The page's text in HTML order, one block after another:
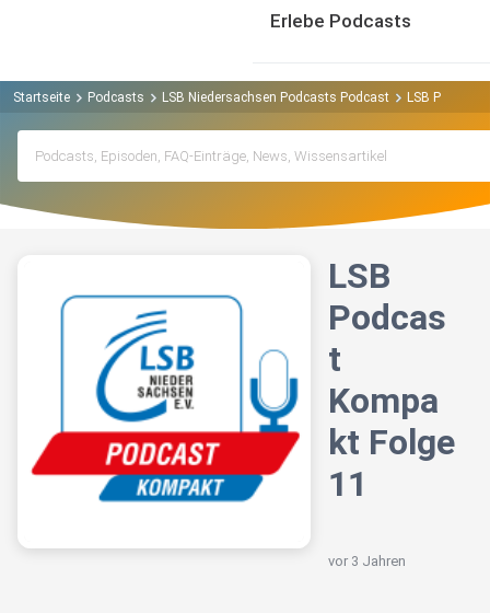
Erlebe Podcasts
Startseite Podcasts LSB Niedersachsen Podcasts Podcast LSB Podcast
LSB
Podcas
t
Kompa
kt Folge
11
vor 3 Jahren